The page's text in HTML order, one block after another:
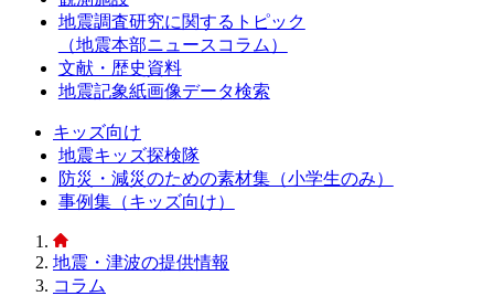
地震調査研究に関するトピック
（地震本部ニュースコラム）
文献・歴史資料
地震記象紙画像データ検索
キッズ向け
地震キッズ探検隊
防災・減災のための素材集（小学生のみ）
事例集（キッズ向け）
地震・津波の提供情報
コラム